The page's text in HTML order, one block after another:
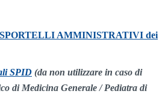
SPORTELLI AMMINISTRATIVI dei
SPID (da non utilizzare in caso di
di Medicina Generale/ Pediatra di